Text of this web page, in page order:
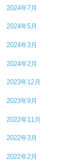
2024年7月
2024年5月
2024年3月
2024年2月
2023年12月
2023年9月
2022年11月
2022年3月
2022年2月